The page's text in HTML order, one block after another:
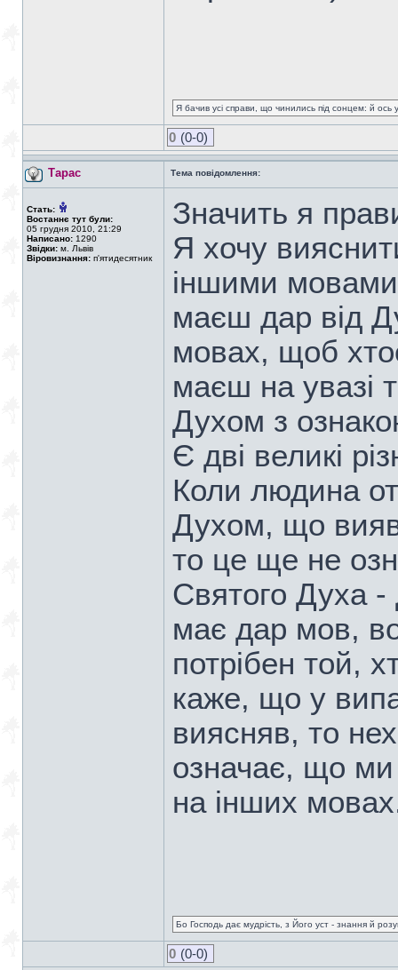
Я бачив усі справи, що чинились під сонцем: й ось
0 (0-0)
Тарас Тема повідомлення:
Стать:
Востаннє тут були:
05 грудня 2010, 21:29
Написано: 1290
Звідки: м. Львів
Віровизнання: п'ятидесятник
Значить я
Я хочу
іншими
маєш дар від
мовах, щоб
маєш на увазі
Духом з
Є дві великі
Коли людина
Духом, що
то це ще не
Святого Духа
має дар мов,
потрібен той,
каже, що у
виясняв, то
означає, що
на інших
Бо Господь дає мудрість, з Його уст - знання й
0 (0-0)